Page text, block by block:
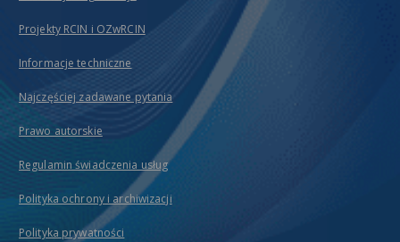
Projekty RCIN i OZwRCIN
Informacje techniczne
Najczęściej zadawane pytania
Prawo autorskie
Regulamin świadczenia usług
Polityka ochrony i archiwizacji
Polityka prywatności